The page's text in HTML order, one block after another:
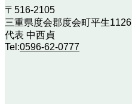
〒516-2105
三重県度会郡度会町平生1126
代表 中西貞
Tel:0596-62-0777